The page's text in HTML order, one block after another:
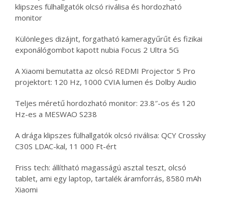
klipszes fülhallgatók olcsó riválisa és hordozható
monitor
Különleges dizájnt, forgatható kameragyűrűt és fizikai
exponálógombot kapott nubia Focus 2 Ultra 5G
A Xiaomi bemutatta az olcsó REDMI Projector 5 Pro
projektort: 120 Hz, 1000 CVIA lumen és Dolby Audio
Teljes méretű hordozható monitor: 23.8″-os és 120
Hz-es a MESWAO S238
A drága klipszes fülhallgatók olcsó riválisa: QCY Crossky
C30S LDAC-kal, 11 000 Ft-ért
Friss tech: állítható magasságú asztal teszt, olcsó
tablet, ami egy laptop, tartalék áramforrás, 8580 mAh
Xiaomi